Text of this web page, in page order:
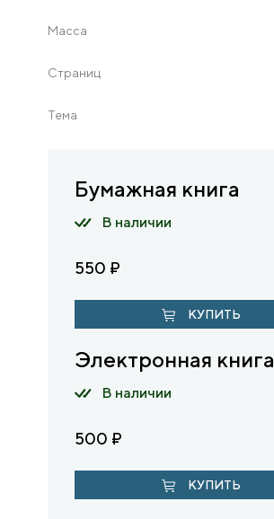
Масса
Страниц
Тема
Бумажная книга
В наличии
550 ₽
КУПИТЬ
Электронная книга
В наличии
500 ₽
КУПИТЬ